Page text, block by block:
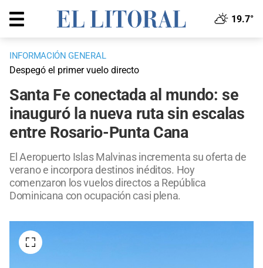
19.7°
INFORMACIÓN GENERAL
Despegó el primer vuelo directo
Santa Fe conectada al mundo: se
inauguró la nueva ruta sin escalas
entre Rosario-Punta Cana
El Aeropuerto Islas Malvinas incrementa su oferta de
verano e incorpora destinos inéditos. Hoy
comenzaron los vuelos directos a República
Dominicana con ocupación casi plena.